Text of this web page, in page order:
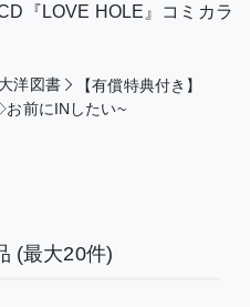
『LOVE HOLE』コミカラ
大洋図書
【有償特典付き】
前にINしたい~
(最大20件)